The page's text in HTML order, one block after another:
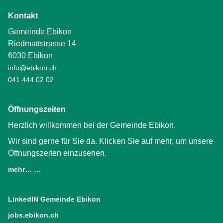
Kontakt
Gemeinde Ebikon
Riedmattstrasse 14
6030 Ebikon
info@ebikon.ch
041 444 02 02
Öffnungszeiten
Herzlich willkommen bei der Gemeinde Ebikon.
Wir sind gerne für Sie da. Klicken Sie auf mehr, um unsere
Öffnungszeiten einzusehen.
mehr… …
LinkedIN Gemeinde Ebikon
jobs.ebikon.ch